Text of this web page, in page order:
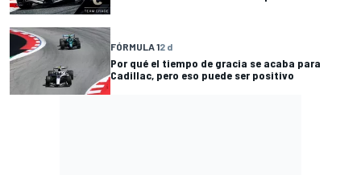
FÓRMULA 12 d
Por qué el tiempo de gracia se acaba para
Cadillac, pero eso puede ser positivo